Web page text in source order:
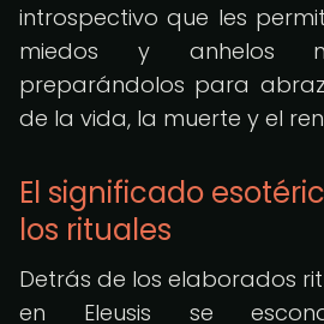
introspectivo que les
miedos y anhelos
preparándolos para
de la vida, la muerte y el
El significado
los rituales
Detrás de los elaborados
en Eleusis se